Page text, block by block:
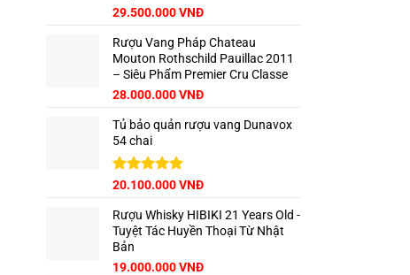
29.500.000VNĐ
Rượu Vang Pháp Chateau
Mouton Rothschild Pauillac 2011
– Siêu Phẩm Premier Cru Classe
28.000.000VNĐ
Tủ bảo quản rượu vang Dunavox
54 chai
Được xếp
5 sao
Giá
là:
22.500.000 VNĐ.
20.100.000VNĐGiá
tại
là:
Rượu Whisky HIBIKI 21 Years Old -
Tuyệt Tác Huyền Thoại Từ Nhật
Bản
Giá
19.000.000VNĐGiá